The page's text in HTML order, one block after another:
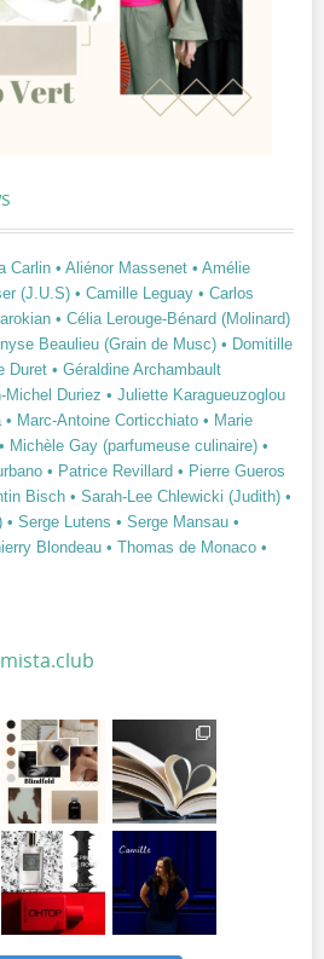
Carlin • Aliénor Massenet • Amélie
(J.U.S) • Camille Leguay • Carlos
• Célia Lerouge-Bénard (Molinard)
Beaulieu (Grain de Musc) • Domitille
Duret • Géraldine Archambault
Michel Duriez • Juliette Karagueuzoglou
• Marc-Antoine Corticchiato • Marie
• Michèle Gay (parfumeuse culinaire) •
• Patrice Revillard • Pierre Gueros
Bisch • Sarah-Lee Chlewicki (Judith) •
• Serge Lutens • Serge Mansau •
Blondeau • Thomas de Monaco •